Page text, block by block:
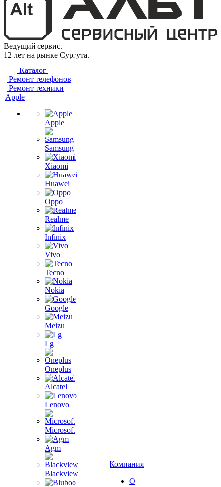
Ведущий сервис.
12 лет на рынке Сургута.
Каталог
Ремонт телефонов
Ремонт техники
Apple
Apple
Samsung
Xiaomi
Huawei
Oppo
Realme
Infinix
Vivo
Tecno
Nokia
Google
Meizu
Lg
Oneplus
Alcatel
Lenovo
Microsoft
Agm
Blackview
Компания
О